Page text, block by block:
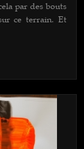
par des bouts
ce terrain. Et